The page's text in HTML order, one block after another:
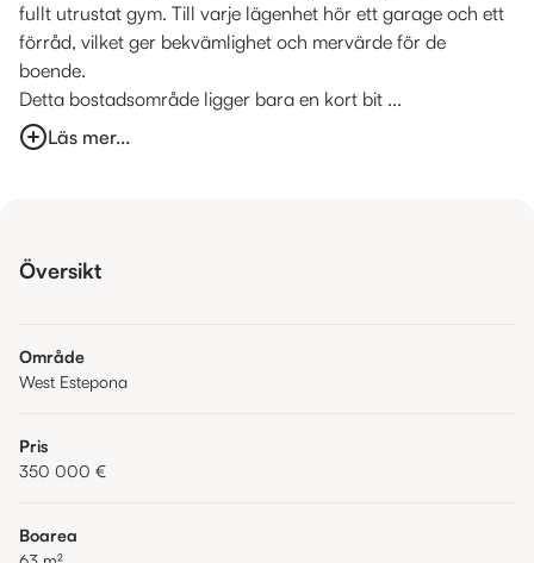
fullt utrustat gym. Till varje lägenhet hör ett garage och ett
förråd, vilket ger bekvämlighet och mervärde för de
boende.
Detta bostadsområde ligger bara en kort bit ...
Läs mer...
Översikt
Område
West Estepona
Pris
350 000 €
Boarea